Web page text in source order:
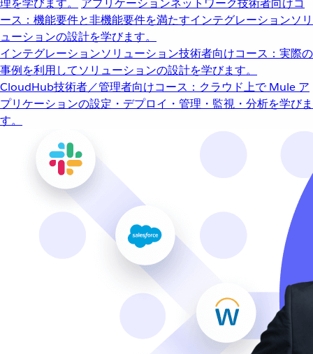
理を学びます。
アプリケーションネットワーク技術者向けコ
ース：機能要件と非機能要件を満たすインテグレーションソリ
ューションの設計を学びます。
インテグレーションソリューション技術者向けコース：実際の
事例を利用してソリューションの設計を学びます。
CloudHub技術者／管理者向けコース：クラウド上で Mule ア
プリケーションの設定・デプロイ・管理・監視・分析を学びま
す。